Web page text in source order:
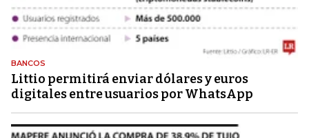
BANCOS
Littio permitirá enviar dólares y euros
digitales entre usuarios por WhatsApp